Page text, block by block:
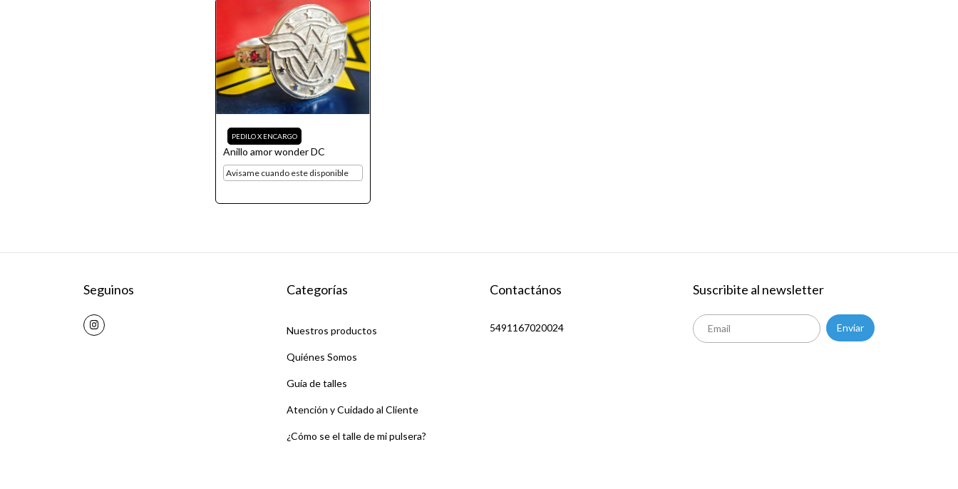
Anillo amor wonder DC
Avisame cuando este disponible
Seguinos Categorías
Nuestros productos
Quiénes Somos
Guía de talles
Atención y Cuidado al Cliente
¿Cómo se el talle de mi pulsera?
Contactános
5491167020024
Suscribite al newsletter